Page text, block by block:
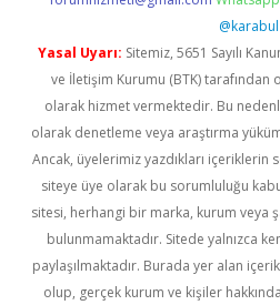
@karabul
Yasal Uyarı: Sitemiz, 5651 Sayılı
ve İletişim Kurumu (BTK) tarafından
olarak hizmet vermektedir. Bu
olarak denetleme veya araştırma
Ancak, üyelerimiz yazdıkları içeriklerin
siteye üye olarak bu sorumluluğu
sitesi, herhangi bir marka, kurum veya
bulunmamaktadır. Sitede yalnızca
paylaşılmaktadır. Burada yer alan
olup, gerçek kurum ve kişiler